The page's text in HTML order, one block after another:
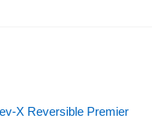
X Reversible Premier